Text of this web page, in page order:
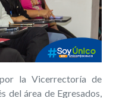
la Vicerrectoría de
del área de Egresados,